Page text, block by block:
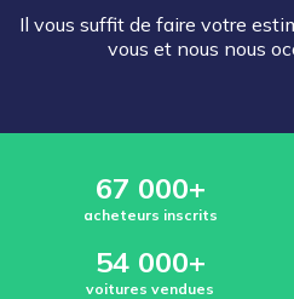
Il vous suffit de faire votre
vous et nous nous
67 000+
acheteurs inscrits
54 000+
voitures vendues